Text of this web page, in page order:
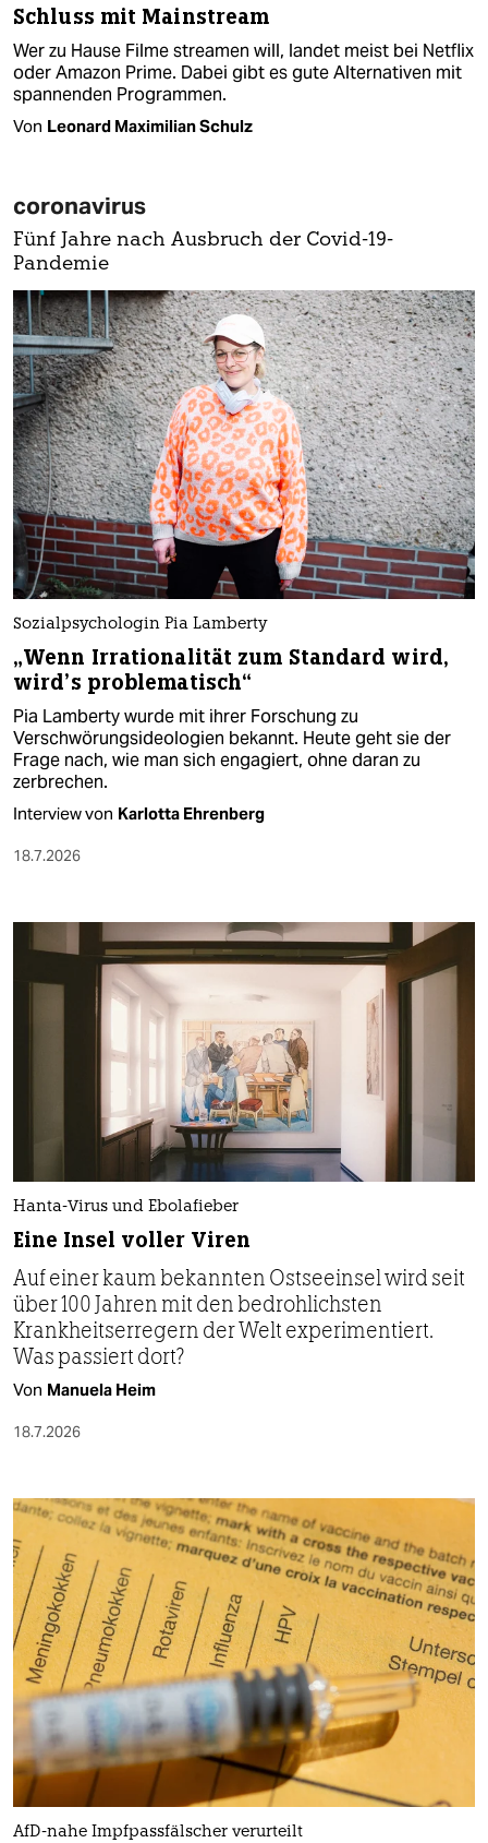
Schluss mit Mainstream
Wer zu Hause Filme streamen will, landet meist bei Netflix
oder Amazon Prime. Dabei gibt es gute Alternativen mit
spannenden Programmen.
Von Leonard Maximilian Schulz
coronavirus
Fünf Jahre nach Ausbruch der Covid-19-
Pandemie
Sozialpsychologin Pia Lamberty
„Wenn Irrationalität zum Standard wird,
wird’s problematisch“
Pia Lamberty wurde mit ihrer Forschung zu
Verschwörungsideologien bekannt. Heute geht sie der
Frage nach, wie man sich engagiert, ohne daran zu
zerbrechen.
Interview von Karlotta Ehrenberg
18.7.2026
Hanta-Virus und Ebolafieber
Eine Insel voller Viren
Auf einer kaum bekannten Ostseeinsel wird seit
über 100 Jahren mit den bedrohlichsten
Krankheitserregern der Welt experimentiert.
Was passiert dort?
Von Manuela Heim
18.7.2026
AfD-nahe Impfpassfälscher verurteilt